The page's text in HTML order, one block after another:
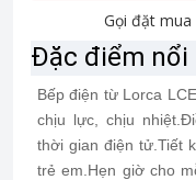
Gọi đặt mua
Đặc điểm nổi
Bếp điện từ Lorca
chịu lực, chịu
thời gian điện tử.Tiết
trẻ em.Hẹn giờ cho